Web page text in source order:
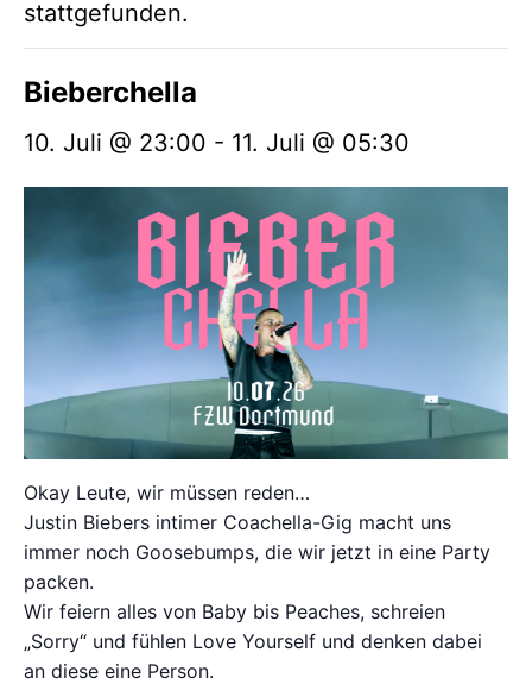
stattgefunden.
Bieberchella
10. Juli @ 23:00 - 11. Juli @ 05:30
Okay Leute, wir müssen reden…
Justin Biebers intimer Coachella-Gig macht uns
immer noch Goosebumps, die wir jetzt in eine Party
packen.
Wir feiern alles von Baby bis Peaches, schreien
„Sorry“ und fühlen Love Yourself und denken dabei
an diese eine Person.